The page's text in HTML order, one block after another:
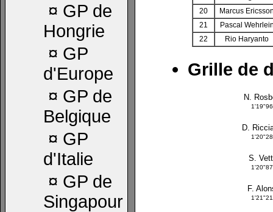
¤ GP de
Hongrie
¤ GP
d'Europe
¤ GP de
Belgique
¤ GP
d'Italie
¤ GP de
Singapour
20
Marcus
21
Pascal
22
Rio Haryanto
Grille de
N.
D.
S.
F.